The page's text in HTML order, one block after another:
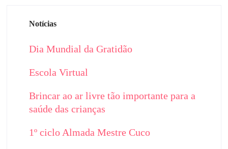
Notícias
Dia Mundial da Gratidão
Escola Virtual
Brincar ao ar livre tão importante para a
saúde das crianças
1º ciclo Almada Mestre Cuco